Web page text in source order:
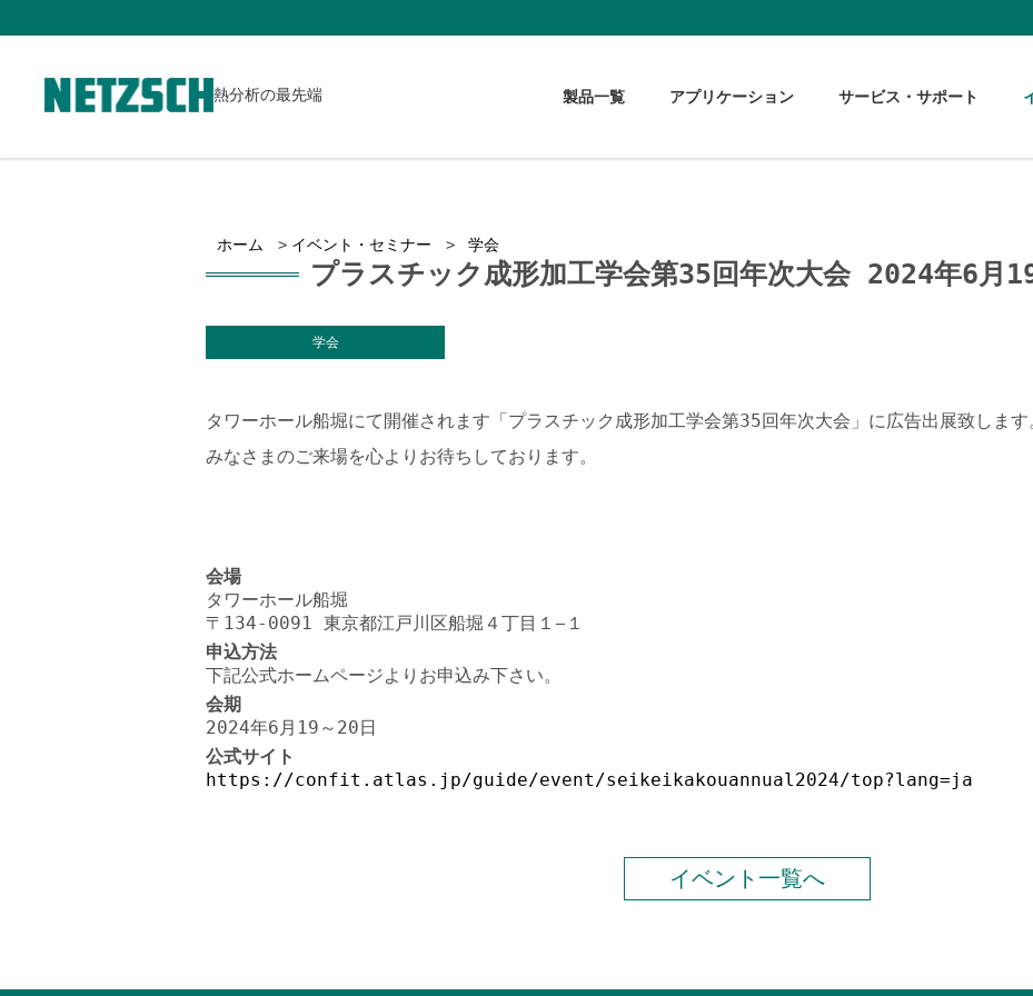
熱分析の最先端 製品一覧 アプリケーション サービス・サポート
ホーム イベント・セミナー 学会
プラスチック成形加工学会第35回年次大会 2024年6月
学会
タワーホール船堀にて開催されます「プラスチック成形加工学会第35回年次大会」に広告出展致します
みなさまのご来場を心よりお待ちしております。
会場
タワーホール船堀
〒134-0091 東京都江戸川区船堀４丁目１−１
申込方法
下記公式ホームページよりお申込み下さい。
会期
2024年6月19～20日
公式サイト
https://confit.atlas.jp/guide/event/seikeikakouannual2024/top?lang=ja
イベント一覧へ